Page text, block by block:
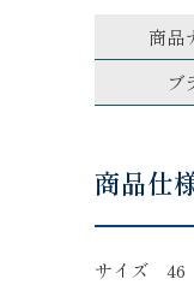
商品
ブ
商品仕
サイズ 46